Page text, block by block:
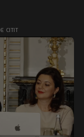
CITIT